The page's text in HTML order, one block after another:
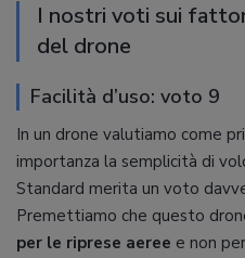
I nostri voti sui
del drone
Facilità d’uso: voto 9
In un drone valutiamo come
importanza la semplicità di
Standard merita un voto
Premettiamo che questo
per le riprese aeree e non